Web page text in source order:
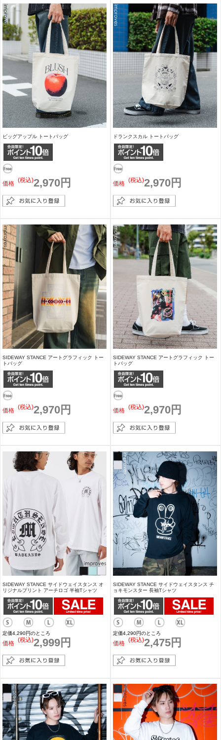
ビッグアップル トートバッグ
価格 2,970円
(税込)
ドランクスカル トートバッグ
価格 2,970円
(税込)
SIDEWAY STANCE アートグラフィック トー
トバッグ
価格 2,970円
(税込)
SIDEWAY STANCE アートグラフィック トー
トバッグ
価格 2,970円
(税込)
SIDEWAY STANCE サイドウェイスタンス オ
リジナルプリント アーチロゴ 半袖Tシャツ
定価4,290円のところ
価格 2,999円
(税込)
SIDEWAY STANCE サイドウェイスタンス チ
ョキモンスター 長袖Tシャツ
定価4,290円のところ
価格 2,475円
(税込)